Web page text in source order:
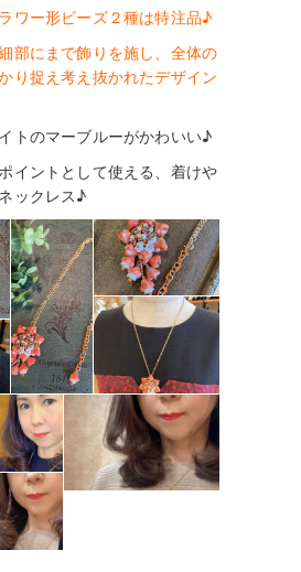
ワー形ビーズ２種は特注品♪
部にまで飾りを施し、全体の
り捉え考え抜かれたデザイン
トのマーブルーがかわいい♪
イントとして使える、着けや
ックレス♪